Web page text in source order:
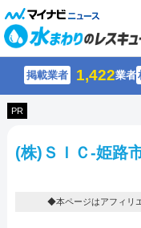
掲載業者 1,422業者
PR
(株)ＳＩＣ-姫路
◆本ページはアフィリ